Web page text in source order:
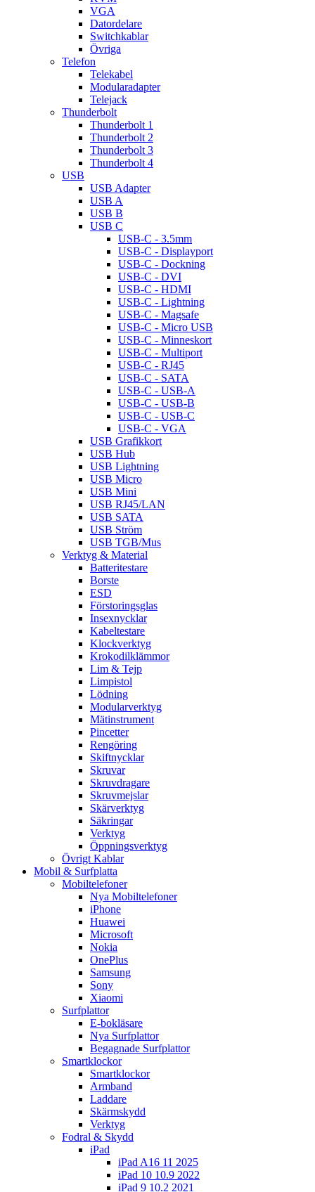
VGA
Datordelare
Switchkablar
Övriga
Telefon
Telekabel
Modularadapter
Telejack
Thunderbolt
Thunderbolt 1
Thunderbolt 2
Thunderbolt 3
Thunderbolt 4
USB
USB Adapter
USB A
USB B
USB C
USB-C - 3.5mm
USB-C - Displayport
USB-C - Dockning
USB-C - DVI
USB-C - HDMI
USB-C - Lightning
USB-C - Magsafe
USB-C - Micro USB
USB-C - Minneskort
USB-C - Multiport
USB-C - RJ45
USB-C - SATA
USB-C - USB-A
USB-C - USB-B
USB-C - USB-C
USB-C - VGA
USB Grafikkort
USB Hub
USB Lightning
USB Micro
USB Mini
USB RJ45/LAN
USB SATA
USB Ström
USB TGB/Mus
Verktyg & Material
Batteritestare
Borste
ESD
Förstoringsglas
Insexnycklar
Kabeltestare
Klockverktyg
Krokodilklämmor
Lim & Tejp
Limpistol
Lödning
Modularverktyg
Mätinstrument
Pincetter
Rengöring
Skiftnycklar
Skruvar
Skruvdragare
Skruvmejslar
Skärverktyg
Säkringar
Verktyg
Öppningsverktyg
Övrigt Kablar
Mobil & Surfplatta
Mobiltelefoner
Nya Mobiltelefoner
iPhone
Huawei
Microsoft
Nokia
OnePlus
Samsung
Sony
Xiaomi
Surfplattor
E-bokläsare
Nya Surfplattor
Begagnade Surfplattor
Smartklockor
Smartklockor
Armband
Laddare
Skärmskydd
Verktyg
Fodral & Skydd
iPad
iPad A16 11 2025
iPad 10 10.9 2022
iPad 9 10.2 2021